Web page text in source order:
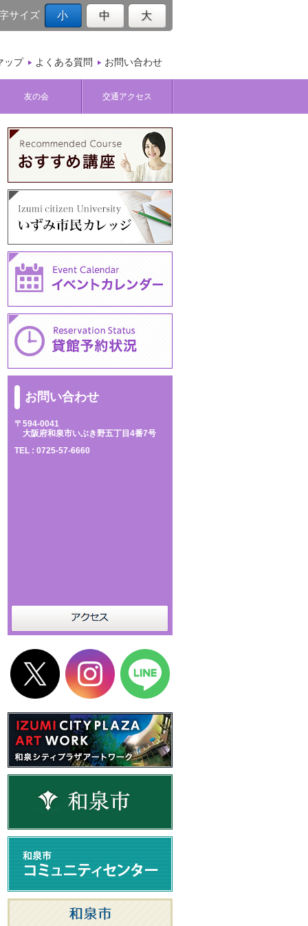
ップ よくある質問 お問い合わせ
サイズ 小 中 大
友の会 交通アクセス
お問い合わせ
〒594-0041
大阪府和泉市いぶき野五丁目4番7号
TEL : 0725-57-6660